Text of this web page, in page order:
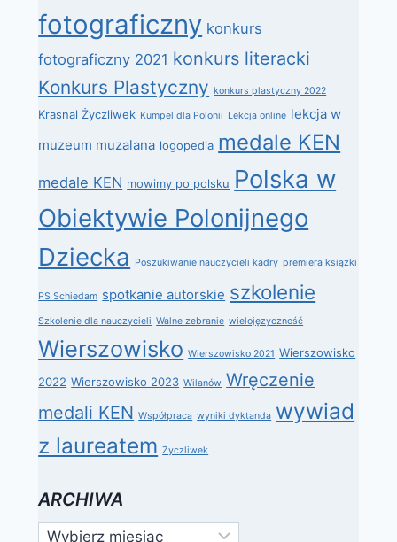
fotograficzny konkurs
fotograficzny 2021 konkurs literacki
Konkurs Plastyczny konkurs plastyczny 2022
Krasnal Życzliwek Kumpel dla Polonii Lekcja online lekcja w
muzeum muzalana logopedia medale KEN
medale KEN mowimy po polsku Polska w
Obiektywie Polonijnego
Dziecka
Poszukiwanie nauczycieli kadry premiera książki
PS Schiedam spotkanie autorskie szkolenie
Szkolenie dla nauczycieli Walne zebranie wielojęzyczność
Wierszowisko Wierszowisko 2021 Wierszowisko
2022 Wierszowisko 2023 Wilanów Wręczenie
medali KEN Współpraca wyniki dyktanda wywiad
z laureatem Życzliwek
ARCHIWA
Archiwa